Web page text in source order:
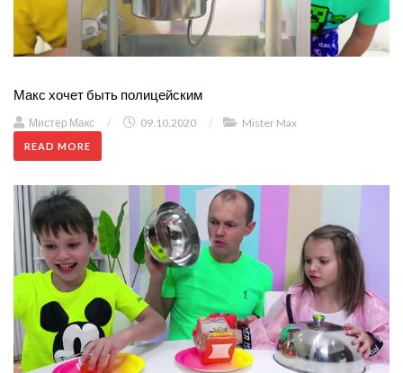
Макс хочет быть полицейским
Мистер Макс / 09.10.2020 / Mister Max
READ MORE